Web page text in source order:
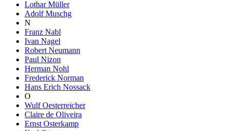
Lothar Müller
Adolf Muschg
N
Franz Nabl
Ivan Nagel
Robert Neumann
Paul Nizon
Herman Nohl
Frederick Norman
Hans Erich Nossack
O
Wulf Oesterreicher
Claire de Oliveira
Ernst Osterkamp